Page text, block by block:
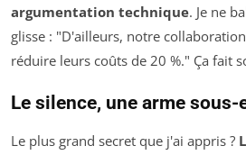
argumentation technique. Je ne
glisse : "D'ailleurs, notre
réduire leurs coûts de 20 %." Ça fait
Le silence, une arme sous-
Le plus grand secret que j'ai appris ?